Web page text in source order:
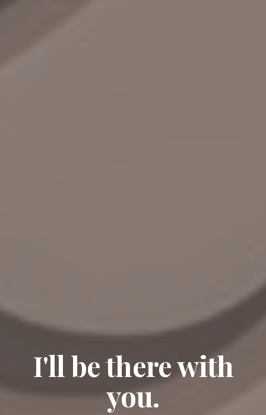
I'll be there with
you.